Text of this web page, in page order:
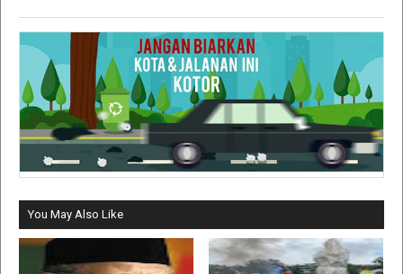
You May Also Like